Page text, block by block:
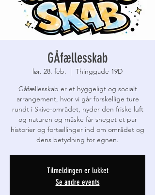
GÅfællesskab
lør. 28. feb.
  |
Thinggade 19D
Gåfællesskab er et hyggeligt og socialt
arrangement, hvor vi går forskellige ture
rundt i Skive-området, nyder den friske luft
og naturen og måske får sneget et par
historier og fortællinger ind om området og
Tilmeldingen er lukket
Se andre events